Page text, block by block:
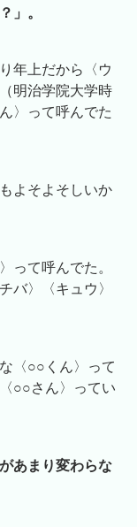
」。
年上だから〈ウ
明治学院大学時
〉って呼んでた
よそよそしいか
って呼んでた。
バ〉〈キュウ〉
〈○○くん〉って
○○さん〉ってい
あまり変わらな